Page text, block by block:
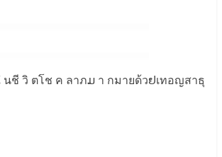
นชี วิ ตโช ค ลาภມ า กมายด้วຢเทอญสาธุ